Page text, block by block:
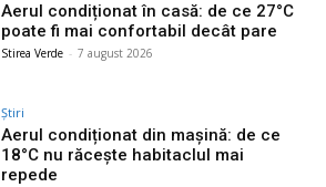
Aerul condiționat în casă: de ce 27°C
poate fi mai confortabil decât pare
Stirea Verde - 7 august 2026
Știri
Aerul condiționat din mașină: de ce
18°C nu răcește habitaclul mai
repede